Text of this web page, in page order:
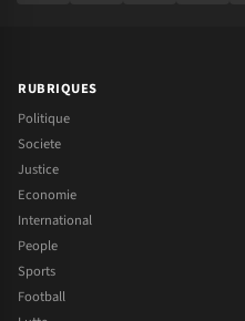
RUBRIQUES
Politique
Societe
Justice
Economie
International
People
Sports
Football